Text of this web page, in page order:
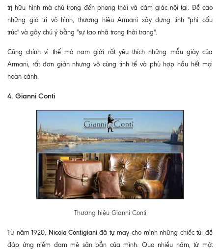
trị hữu hình mà chú trọng đến phong thái và cảm giác nội tại. Đề cao
những giá trị vô hình, thương hiệu Armani xây dựng tính "phi cấu
trúc" và gây chú ý bằng "sự tao nhã trong thời trang".
Cũng chính vì thế mà nam giới rất yêu thích những mẫu giày của
Armani, rất đơn giản nhưng vô cùng tinh tế và phù hợp hầu hết mọi
hoàn cảnh.
4. Gianni Conti
Thương hiệu Gianni Conti
Từ năm 1920, Nicola Contigianiđã tự may cho mình những chiếc túi để
đáp ứng niềm đam mê săn bắn của mình. Qua nhiều năm, từ một